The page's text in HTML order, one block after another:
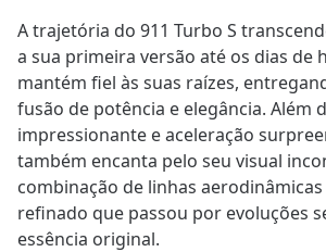
A trajetória do 911 Turbo S
a sua primeira versão até os dias de
mantém fiel às suas raízes,
fusão de potência e elegância. Além
impressionante e aceleração
também encanta pelo seu visual
combinação de linhas
refinado que passou por evoluções
essência original.